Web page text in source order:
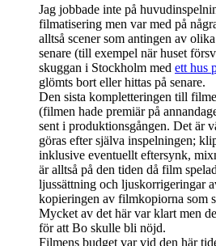
Jag jobbade inte på
filmatisering men var med på
alltså scener som antingen av
senare (till exempel när huset
skuggan i Stockholm med ett hus
glömts bort eller hittas på senare.
Den sista kompletteringen till
(filmen hade premiär på
sent i produktionsgången. Det är
göras efter själva inspelningen;
inklusive eventuellt eftersynk,
är alltså på den tiden då film
ljussättning och ljuskorrigeringar
kopieringen av filmkopiorna som
Mycket av det här var klart men
för att Bo skulle bli nöjd.
Filmens budget var vid den här